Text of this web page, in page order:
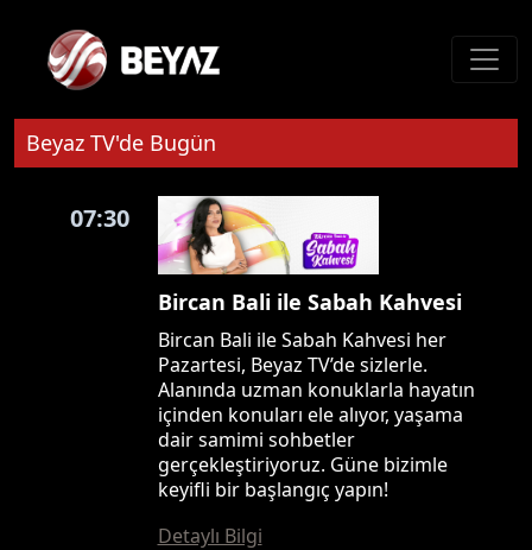
Beyaz TV'de Bugün
07:30
Bircan Bali ile Sabah Kahvesi
Bircan Bali ile Sabah Kahvesi her
Pazartesi, Beyaz TV’de sizlerle.
Alanında uzman konuklarla hayatın
içinden konuları ele alıyor, yaşama
dair samimi sohbetler
gerçekleştiriyoruz. Güne bizimle
keyifli bir başlangıç yapın!
Detaylı Bilgi